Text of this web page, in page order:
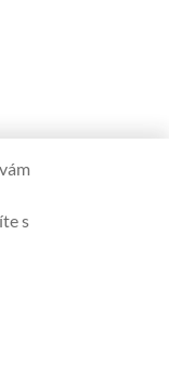
Reserved.
s